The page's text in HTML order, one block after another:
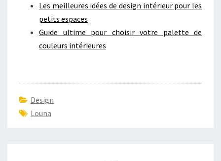
Les meilleures idées de design intérieur pour les
petits espaces
Guide ultime pour choisir votre palette de
couleurs intérieures
Design
Louna